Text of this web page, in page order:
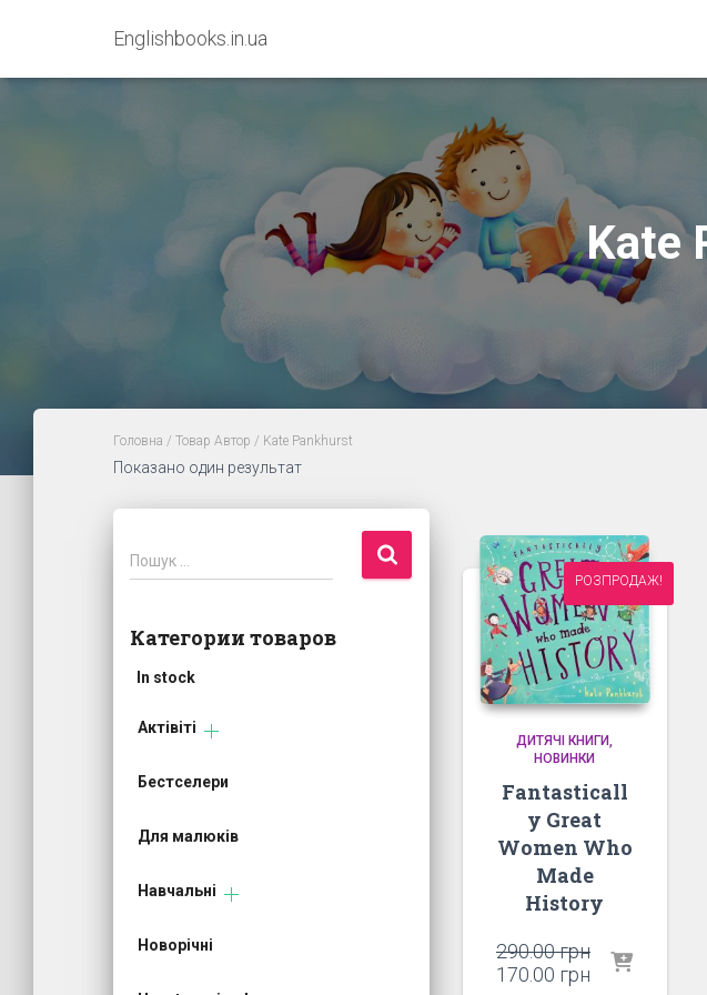
Englishbooks.in.ua
Kate
Головна / Товар Автор / Kate Pankhurst
Показано один результат
П
о
к
Пошук …
Категории товаров
In stock
Актівіті
Бестселери
Для малюків
Навчальні
Новорічні
РОЗПРОДАЖ!
ДИТЯЧІ КНИГИ
НОВИНКИ
Fantasticall
y Great
Women Who
Made
History
290.00грнОригінальна
ціна:
170.00 грн Поточна